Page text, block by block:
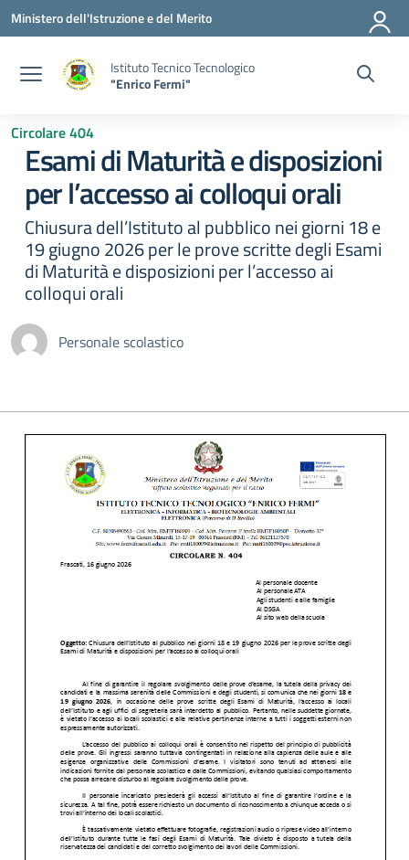
Vai ai contenuti
Vai al menu di navigazione
Vai al footer
Ministero dell'Istruzione e del Merito
Istituto Tecnico Tecnologico
"Enrico Fermi"
Circolare 404
Esami di Maturità e disposizioni
per l’accesso ai colloqui orali
Chiusura dell’Istituto al pubblico nei giorni 18 e
19 giugno 2026 per le prove scritte degli Esami
di Maturità e disposizioni per l’accesso ai
colloqui orali
Personale scolastico